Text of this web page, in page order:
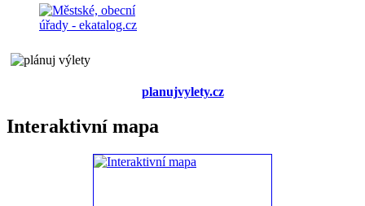
planujvylety.cz
Interaktivní mapa